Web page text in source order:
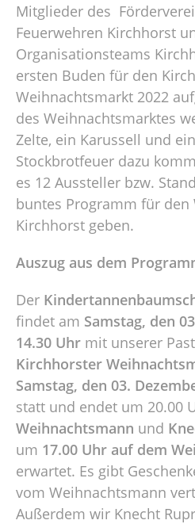
Mitglieder des
Feuerwehren Kirchhorst
Organisationsteams
ersten Buden für den
Weihnachtsmarkt 2022
des Weihnachtsmarktes
Zelte, ein Karussell und
Stockbrotfeuer dazu
es 12 Aussteller bzw.
buntes Programm für
Kirchhorst geben.
Auszug aus dem
Der
findet am Samstag, den
14.30 Uhr mit unserer
Kirchhorster
Samstag, den 03.
statt und endet um 20.00
Weihnachtsmann und
um 17.00 Uhr auf dem
erwartet. Es gibt
vom Weihnachtsmann
Außerdem wir Knecht